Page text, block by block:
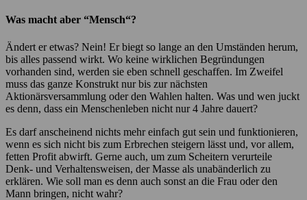
Was macht aber “Mensch“?
Ändert er etwas? Nein! Er biegt so lange an den Umständen herum,
bis alles passend wirkt. Wo keine wirklichen Begründungen
vorhanden sind, werden sie eben schnell geschaffen. Im Zweifel
muss das ganze Konstrukt nur bis zur nächsten
Aktionärsversammlung oder den Wahlen halten. Was und wen juckt
es denn, dass ein Menschenleben nicht nur 4 Jahre dauert?
Es darf anscheinend nichts mehr einfach gut sein und funktionieren,
wenn es sich nicht bis zum Erbrechen steigern lässt und, vor allem,
fetten Profit abwirft. Gerne auch, um zum Scheitern verurteile
Denk- und Verhaltensweisen, der Masse als unabänderlich zu
erklären. Wie soll man es denn auch sonst an die Frau oder den
Mann bringen, nicht wahr?